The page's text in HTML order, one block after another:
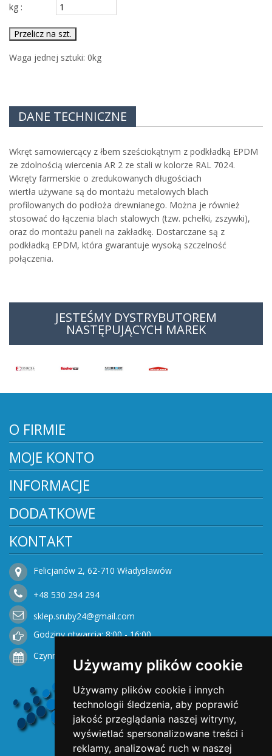
Używamy plików cookie
Używamy plików cookie i innych
technologii śledzenia, aby poprawić
jakość przeglądania naszej witryny,
wyświetlać spersonalizowane treści i
reklamy, analizować ruch w naszej
kg :
Przelicz na szt.
Waga jednej sztuki: 0kg
DANE TECHNICZNE
Wkręt samowiercący z łbem sześciokątnym z podkładką EPDM
ze zdolnością wiercenia AR 2 ze stali w kolorze RAL 7024.
Wkręty farmerskie o zredukowanych długościach
wiertła używane są do montażu metalowych blach
profilowanych do podłoża drewnianego. Można je również
stosować do łączenia blach stalowych (tzw. pchełki, zszywki),
oraz do montażu paneli na zakładkę. Dostarczane są z
podkładką EPDM, która gwarantuje wysoką szczelność
połączenia.
JESTEŚMY DYSTRYBUTOREM
NASTĘPUJĄCYCH MAREK
O FIRMIE
MOJE KONTO
INFORMACJE
DODATKOWE
KONTAKT
Felicjanów 2, 62-710 Władysławów
+48 530 294 294
sklep.sruby24@gmail.com
Godziny otwarcia: 8:00 - 16:00
Czynne od Poniedziałku do Piątku